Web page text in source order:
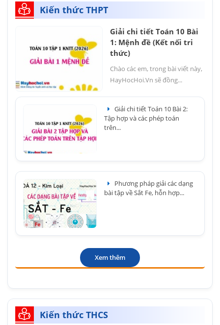
Kiến thức THPT
Giải chi tiết Toán 10 Bài
1: Mệnh đề (Kết nối tri
thức)
Chào các em, trong bài viết này,
HayHocHoi.Vn sẽ đồng...
Giải chi tiết Toán 10 Bài 2:
Tập hợp và các phép toán
trên...
Phương pháp giải các dạng
bài tập về Sắt Fe, hỗn hợp...
Xem thêm
Kiến thức THCS